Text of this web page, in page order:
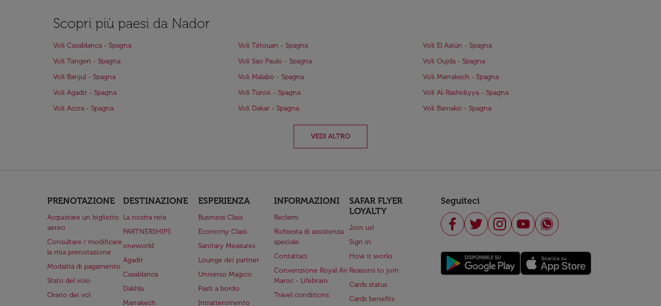
Scopri più paesi da Nador
Voli Casablanca - Spagna Voli Tétouan - Spagna
Voli El Aaiún - Spagna
Voli Tangeri - Spagna
Voli Sao Paulo - Spagna
Voli Oujda - Spagna
Voli Banjul - Spagna
Voli Malabo - Spagna
Voli Marrakech - Spagna
Voli Agadir - Spagna
Voli Tunisi - Spagna
Voli Al-Rashidiyya - Spagna
Voli Accra - Spagna
Voli Dakar - Spagna Voli Bamako - Spagna
VEDI ALTRO
PRENOTAZIONE
Acquistare un biglietto
aereo
Consultare / modificare
la mia prenotazione
Modalità di pagamento
Stato del volo
Orario dei vol
DESTINAZIONE
La nostra rete
PARTNERSHIPS
oneworld
Agadir
Casablanca
Dakhla
Marrakech
ESPERIENZA
Business Class
Economy Class
Sanitary Measures
Lounge dei partner
Universo Magico
Pasti a bordo
Intrattenimento
INFORMAZIONI
Reclami
Richiesta di assistenza
speciale
Contattaci
Convenzione Royal Air
Maroc - Lifebrain
Travel conditions
SAFAR FLYER
LOYALTY
Join us!
Sign in
How it works
Reasons to join
Cards status
Cards benefits
Seguiteci